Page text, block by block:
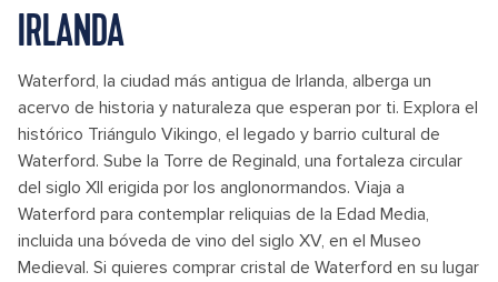
IRLANDA
Waterford, la ciudad más antigua de Irlanda, alberga un
acervo de historia y naturaleza que esperan por ti. Explora el
histórico Triángulo Vikingo, el legado y barrio cultural de
Waterford. Sube la Torre de Reginald, una fortaleza circular
del siglo XII erigida por los anglonormandos. Viaja a
Waterford para contemplar reliquias de la Edad Media,
incluida una bóveda de vino del siglo XV, en el Museo
Medieval. Si quieres comprar cristal de Waterford en su lugar